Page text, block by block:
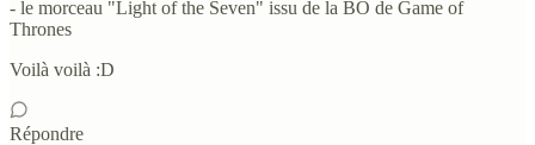
- le morceau "Light of the Seven" issu de la BO de Game of
Thrones
Voilà voilà :D
Répondre